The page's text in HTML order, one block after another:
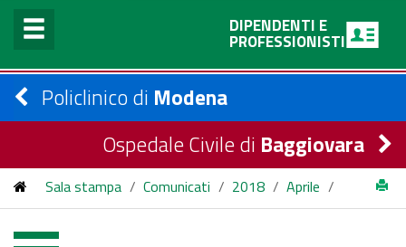
DIPENDENTI E
PROFESSIONISTI
Policlinico di Modena
Ospedale Civile di Baggiovara
Sala stampa / Comunicati / 2018 / Aprile /